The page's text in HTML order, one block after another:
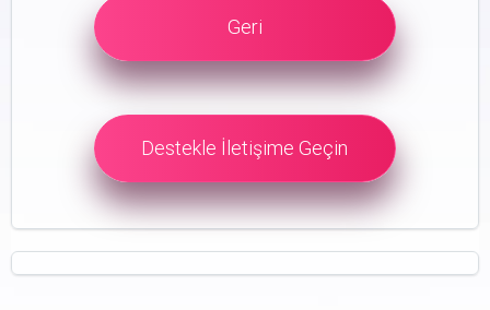
Geri
Destekle İletişime Geçin